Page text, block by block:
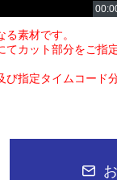
素材です。
てカット部分をご指
び指定タイムコード